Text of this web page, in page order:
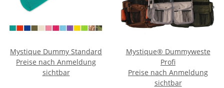
Mystique Dummy Standard
Preise nach Anmeldung
sichtbar
Mystique® Dummyweste
Profi
Preise nach Anmeldung
sichtbar